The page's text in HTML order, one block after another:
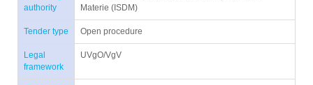
authority
Materie (ISDM)
Tender type Open procedure
Legal
framework
UVgO/VgV